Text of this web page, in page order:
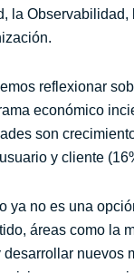
la
reflexionar
económico
son
y cliente
ya no es una
áreas como